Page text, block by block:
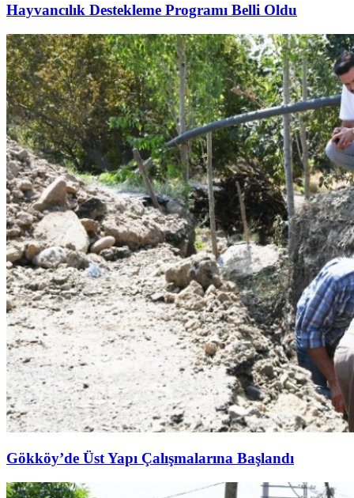
Hayvancılık Destekleme Programı Belli Oldu
Gökköy’de Üst Yapı Çalışmalarına Başlandı